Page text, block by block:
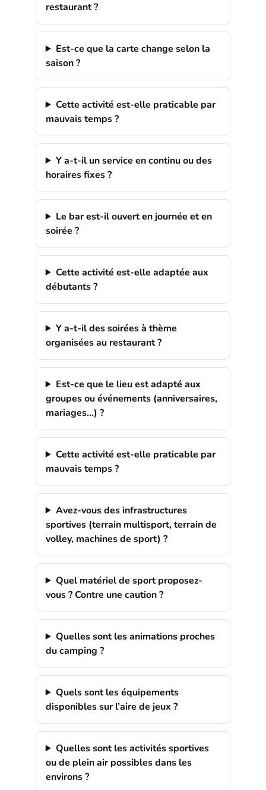
restaurant ?
Est-ce que la carte change selon la
saison ?
Cette activité est-elle praticable par
mauvais temps ?
Y a-t-il un service en continu ou des
horaires fixes ?
Le bar est-il ouvert en journée et en
soirée ?
Cette activité est-elle adaptée aux
débutants ?
Y a-t-il des soirées à thème
organisées au restaurant ?
Est-ce que le lieu est adapté aux
groupes ou événements (anniversaires,
mariages…) ?
Cette activité est-elle praticable par
mauvais temps ?
Avez-vous des infrastructures
sportives (terrain multisport, terrain de
volley, machines de sport) ?
Quel matériel de sport proposez-
vous ? Contre une caution ?
Quelles sont les animations proches
du camping ?
Quels sont les équipements
disponibles sur l’aire de jeux ?
Quelles sont les activités sportives
ou de plein air possibles dans les
environs ?